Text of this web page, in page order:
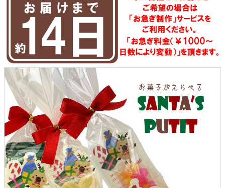
DIY用品
引菓子
引出物ギフト
カタログギフト
ブライダルバッグ
演出用品
内祝い 出産祝い
季節イベント特集
会社概要
よくあるご質問